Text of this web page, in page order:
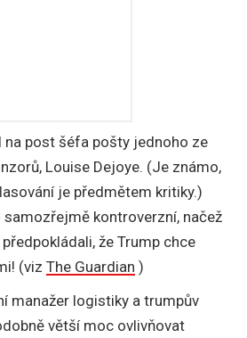
na post šéfa pošty jednoho ze
Louise Dejoye. (Je známo,
je předmětem kritiky.)
kontroverzní, načež
že Trump chce
(viz The Guardian )
manažer logistiky a trumpův
větší moc ovlivňovat